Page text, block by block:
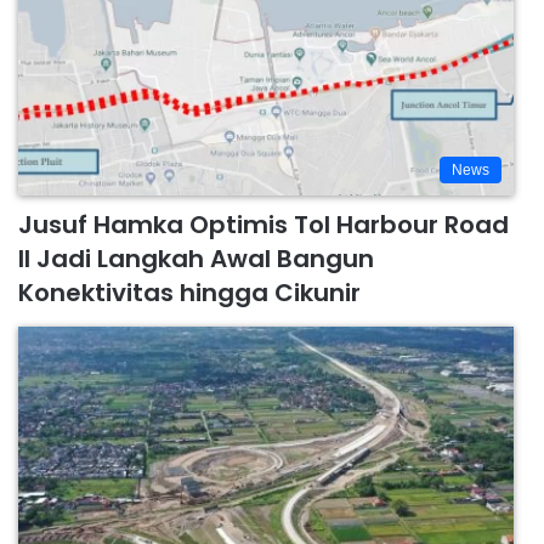
News
Jusuf Hamka Optimis Tol Harbour Road
II Jadi Langkah Awal Bangun
Konektivitas hingga Cikunir